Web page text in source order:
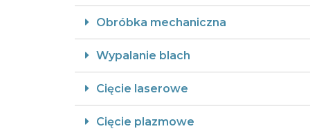
Obróbka mechaniczna
Wypalanie blach
Cięcie laserowe
Cięcie plazmowe